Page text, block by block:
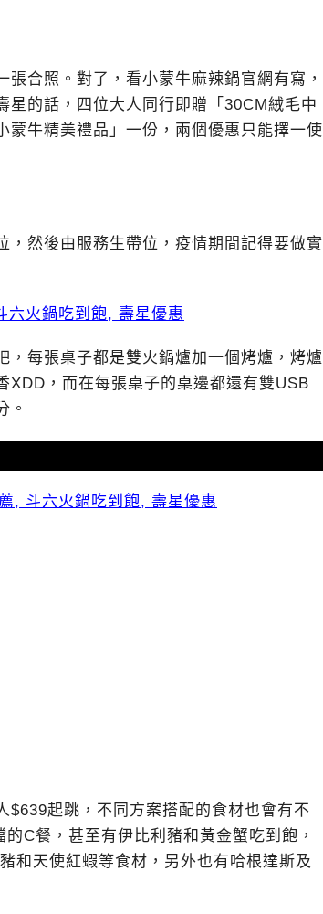
合照。對了，看小蒙牛麻辣鍋官網有寫，
星的話，四位大人同行即贈「30CM絨毛中
蒙牛精美禮品」一份，兩個優惠只能擇一使
，然後由服務生帶位，疫情期間記得要做實
，每張桌子都是雙火鍋爐加一個烤爐，烤爐
XDD，而在每張桌子的桌邊都還有雙USB
。
$639起跳，不同方案搭配的食材也會有不
C餐，甚至有伊比利豬和黃金蟹吃到飽，
和天使紅蝦等食材，另外也有哈根達斯及